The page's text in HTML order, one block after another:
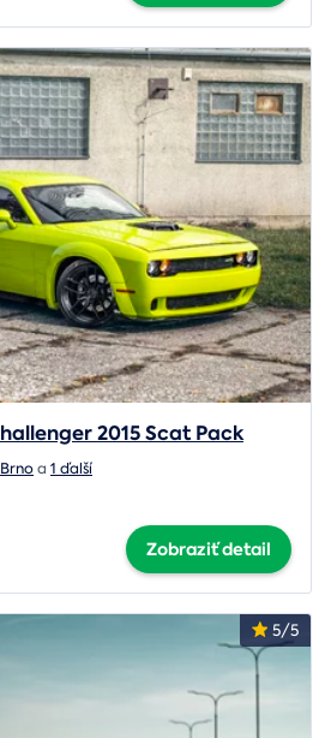
2015 Scat Pack
Brnoa 1 ďalší
Zobraziť detail
5/5